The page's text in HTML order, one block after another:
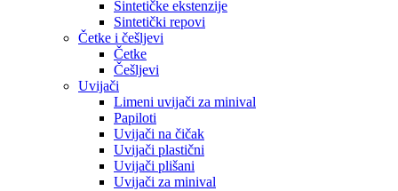
Sintetičke ekstenzije
Sintetički repovi
Četke i češljevi
Četke
Češljevi
Uvijači
Limeni uvijači za minival
Papiloti
Uvijači na čičak
Uvijači plastični
Uvijači plišani
Uvijači za minival